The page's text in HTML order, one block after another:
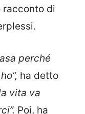
racconto di
perché
ha detto
vita va
Poi, ha